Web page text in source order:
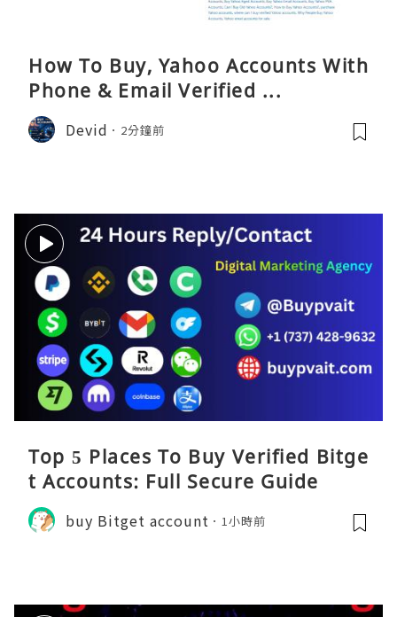
How To Buy, Yahoo Accounts With
Phone & Email Verified ...
Devid 2分鐘前
Top 5 Places To Buy Verified Bitge
t Accounts: Full Secure Guide
buy Bitget account 1小時前